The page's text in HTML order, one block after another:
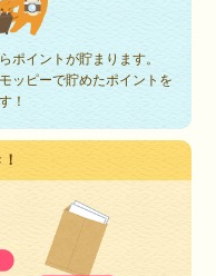
ポイントが貯まります。
ッピーで貯めたポイントを
！